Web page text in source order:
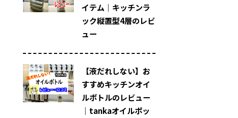
イテム｜キッチンラ
ック縦置型4層のレビ
ュー
【液だれしない】お
すすめキッチンオイ
ルボトルのレビュー
｜tankaオイルポッ